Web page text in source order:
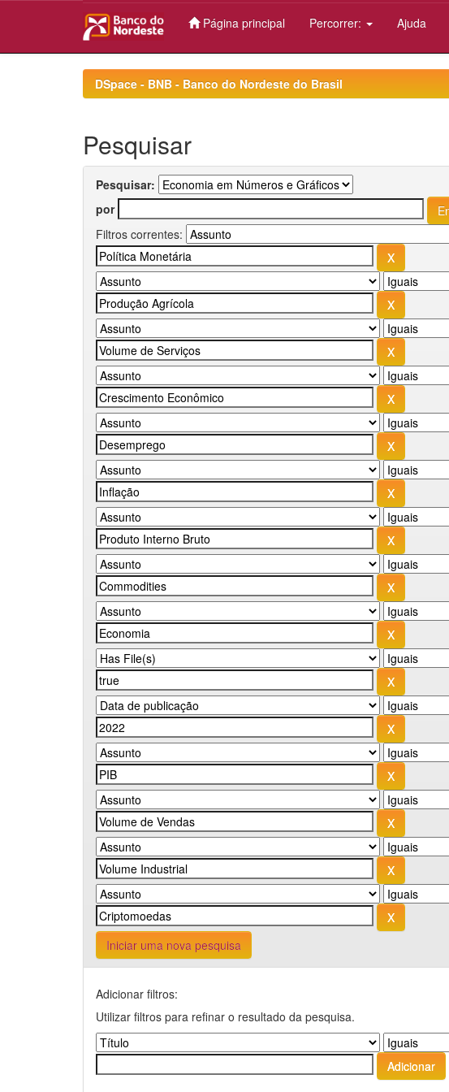
Página principal Percorrer: Ajuda
DSpace - BNB - Banco do Nordeste do Brasil
Pesquisar
Pesquisar:
por
Filtros correntes:
Iniciar uma nova pesquisa
Adicionar filtros:
Utilizar filtros para refinar o resultado da pesquisa.